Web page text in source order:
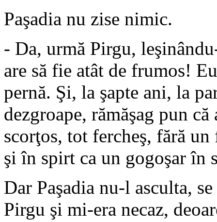
Paşadia nu zise nimic.
- Da, urmă Pirgu,
are să fie atât de frumos!
pernă. Şi, la şapte ani, la
dezgroape, rămăşag pun
scorţos, tot fercheş, fără
şi în spirt ca un gogoşar în
Dar Paşadia nu-l asculta,
Pirgu şi mi-era necaz,